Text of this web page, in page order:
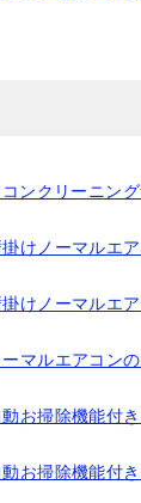
ンクリーニン
けノーマルエ
けノーマルエ
ーマルエアコン
動お掃除機能付
動お掃除機能付